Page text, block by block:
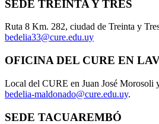
SEDE TREINTA Y TRES
Ruta 8 Km. 282, ciudad de Treinta y
bedelia33@cure.edu.uy
OFICINA DEL CURE EN
Local del CURE en Juan José Morosoli
bedelia-maldonado@cure.edu.uy.
SEDE TACUAREMBÓ